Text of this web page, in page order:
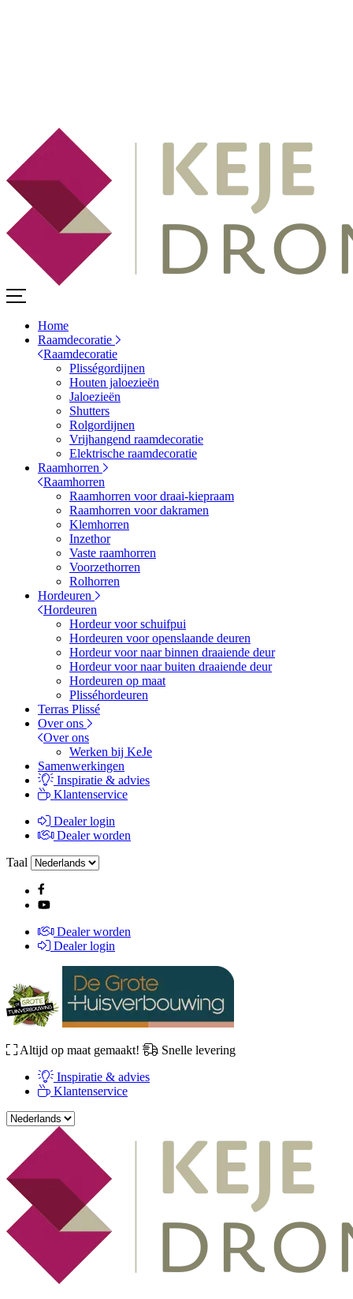
Home
Raamdecoratie
Raamdecoratie
Plisségordijnen
Houten jaloezieën
Jaloezieën
Shutters
Rolgordijnen
Vrijhangend raamdecoratie
Elektrische raamdecoratie
Raamhorren
Raamhorren
Raamhorren voor draai-kiepraam
Raamhorren voor dakramen
Klemhorren
Inzethor
Vaste raamhorren
Voorzethorren
Rolhorren
Hordeuren
Hordeuren
Hordeur voor schuifpui
Hordeuren voor openslaande deuren
Hordeur voor naar binnen draaiende deur
Hordeur voor naar buiten draaiende deur
Hordeuren op maat
Plisséhordeuren
Terras Plissé
Over ons
Over ons
Werken bij KeJe
Samenwerkingen
Inspiratie & advies
Klantenservice
Dealer login
Dealer worden
Taal
Dealer worden
Dealer login
Altijd op maat gemaakt!
Snelle levering
Inspiratie & advies
Klantenservice